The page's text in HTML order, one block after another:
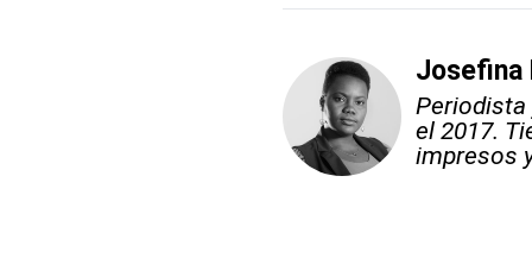
Josefina
Periodista
el 2017.
impresos